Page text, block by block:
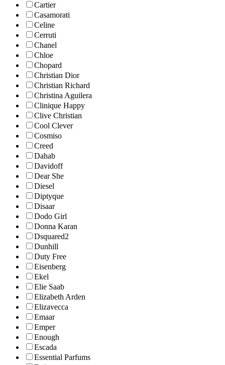
Cartier
Casamorati
Celine
Cerruti
Chanel
Chloe
Chopard
Christian Dior
Christian Richard
Christina Aguilera
Clinique Happy
Clive Christian
Cool Clever
Cosmiso
Creed
Dahab
Davidoff
Dear She
Diesel
Diptyque
Disaar
Dodo Girl
Donna Karan
Dsquared2
Dunhill
Duty Free
Eisenberg
Ekel
Elie Saab
Elizabeth Arden
Elizavecca
Emaar
Emper
Enough
Escada
Essential Parfums